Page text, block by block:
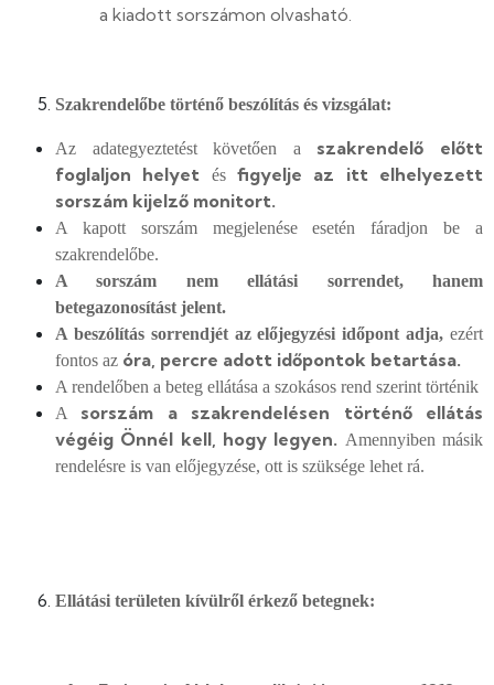
a kiadott sorszámon olvasható.
Szakrendelőbe történő beszólítás és vizsgálat:
Az adategyeztetést követően a szakrendelő előtt
foglaljon helyet ésfigyelje az itt elhelyezett
sorszám kijelző monitort.
A kapott sorszám megjelenése esetén fáradjon be a
szakrendelőbe.
A sorszám nem ellátási sorrendet, hanem
betegazonosítást jelent.
A beszólítás sorrendjét az előjegyzési időpont adja, ezért
fontos az óra, percre adott időpontok betartása.
A rendelőben a beteg ellátása a szokásos rend szerint történik
A sorszám a szakrendelésen történő ellátás
végéig Önnél kell, hogy legyen. Amennyiben másik
rendelésre is van előjegyzése, ott is szüksége lehet rá.
Ellátási területen kívülről érkező betegnek: